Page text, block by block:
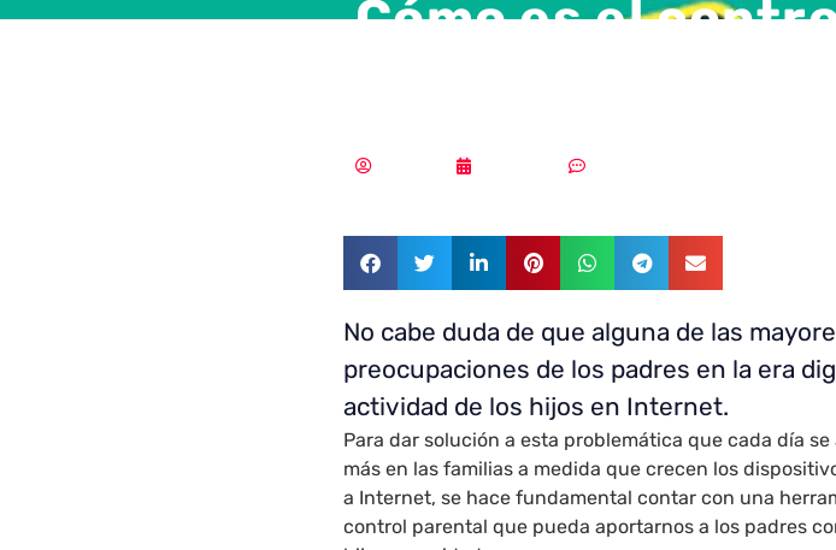
Cómo es el
No cabe duda de que alguna de las
preocupaciones de los padres en la era
actividad de los hijos en Internet.
Para dar solución a esta problemática que cada día
más en las familias a medida que crecen los
a Internet, se hace fundamental contar con una
control parental que pueda aportarnos a los padres